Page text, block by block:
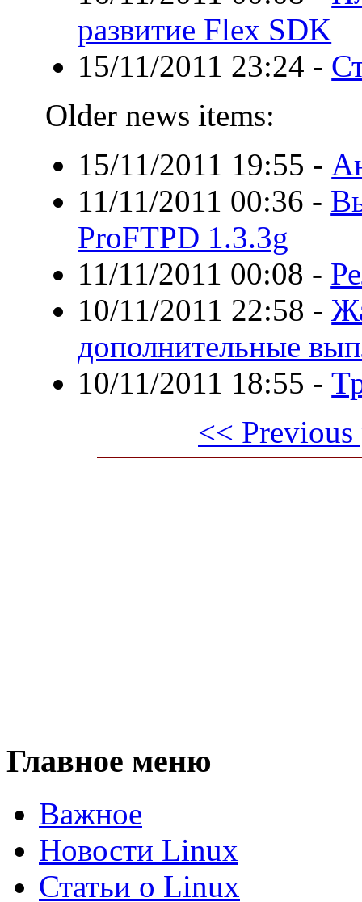
развитие Flex SDK
15/11/2011 23:24 -
Older news items:
15/11/2011 19:55 -
11/11/2011 00:36 -
ProFTPD 1.3.3g
11/11/2011 00:08 -
10/11/2011 22:58 -
дополнительные
10/11/2011 18:55 -
<< Previous
Главное меню
Важное
Новости Linux
Статьи о Linux